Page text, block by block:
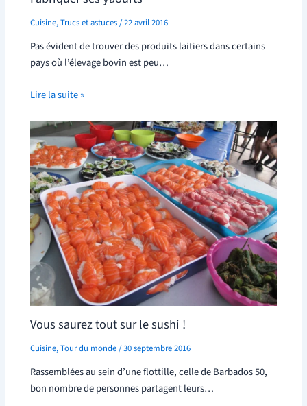
Cuisine,Trucs et astuces/22 avril 2016
Pas évident de trouver des produits laitiers dans certains
pays où l’élevage bovin est peu…
Lire la suite »
Vous saurez tout sur le sushi !
Cuisine,Tour du monde/30 septembre 2016
Rassemblées au sein d’une flottille, celle de Barbados 50,
bon nombre de personnes partagent leurs…